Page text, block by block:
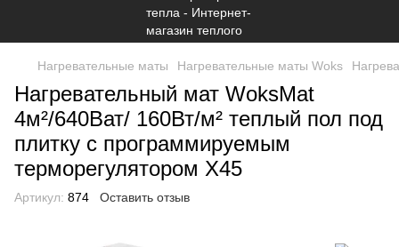
Нагревательные маты Нагревательные маты Woks
Нагревательный мат WoksMat
4м²/640Ват/ 160Вт/м² теплый пол под
плитку c программируемым
терморегулятором Х45
Артикул: 874 Оставить отзыв